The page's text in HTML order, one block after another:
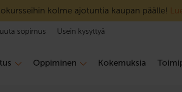
kolme ajotuntia kaupan päälle!
Oppiminen Kokemuksia
sopimus Usein kysyttyä